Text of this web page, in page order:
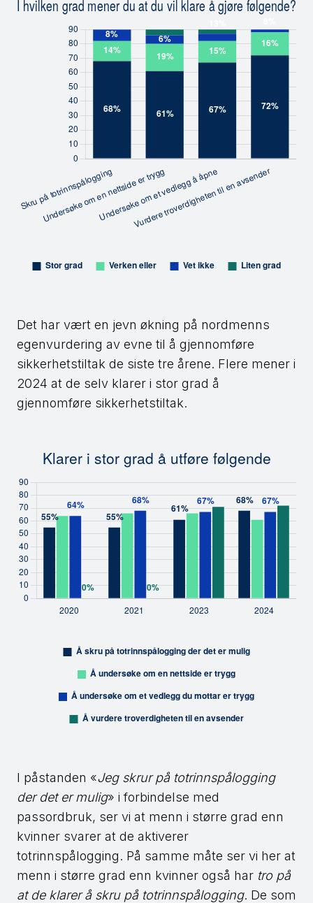
Det har vært en jevn økning på nordmenns
egenvurdering av evne til å gjennomføre
sikkerhetstiltak de siste tre årene. Flere mener i
2024 at de selv klarer i stor grad å
gjennomføre sikkerhetstiltak.
I påstanden «Jeg skrur på totrinnspålogging
der det er mulig» i forbindelse med
passordbruk, ser vi at menn i større grad enn
kvinner svarer at de aktiverer
totrinnspålogging. På samme måte ser vi her at
menn i større grad enn kvinner også har tro på
at de klarer å skru på totrinnspålogging. De som